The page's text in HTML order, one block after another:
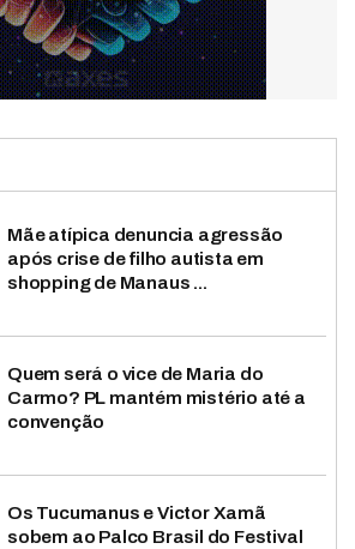
Mãe atípica denuncia agressão
após crise de filho autista em
shopping de Manaus ...
Quem será o vice de Maria do
Carmo? PL mantém mistério até a
convenção
Os Tucumanus e Victor Xamã
sobem ao Palco Brasil do Festival